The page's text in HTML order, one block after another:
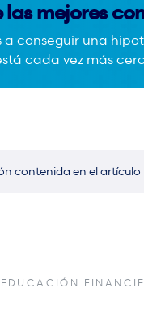
las mejores
a conseguir una
cada vez más
contenida en el artículo
EDUCACIÓN